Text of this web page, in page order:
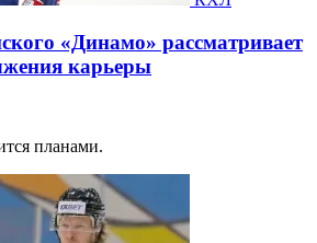
«Динамо» рассматривает
карьеры
планами.